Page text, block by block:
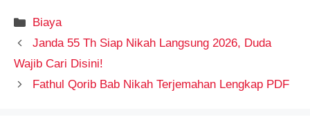
Kategori
Biaya
Janda 55 Th Siap Nikah Langsung 2026, Duda
Wajib Cari Disini!
Fathul Qorib Bab Nikah Terjemahan Lengkap PDF